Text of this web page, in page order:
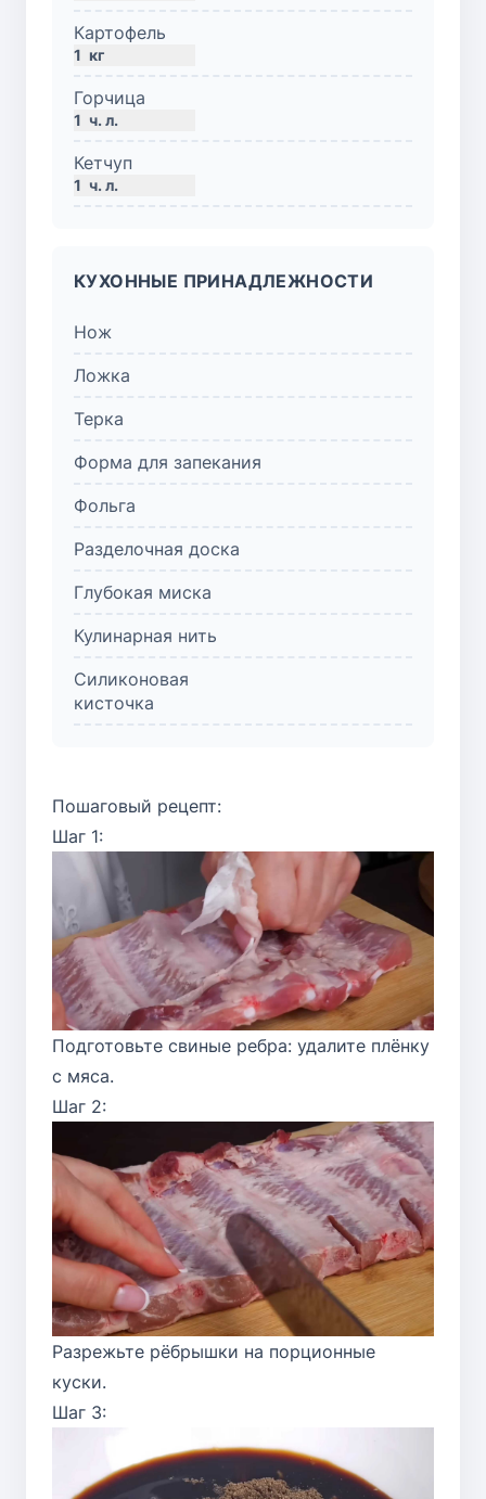
Картофель
1 кг
Горчица
1 ч. л.
Кетчуп
1 ч. л.
КУХОННЫЕ ПРИНАДЛЕЖНОСТИ
Нож
Ложка
Терка
Форма для запекания
Фольга
Разделочная доска
Глубокая миска
Кулинарная нить
Силиконовая
кисточка
Пошаговый рецепт:
Шаг 1:
Подготовьте свиные ребра: удалите плёнку
с мяса.
Шаг 2:
Разрежьте рёбрышки на порционные
куски.
Шаг 3: